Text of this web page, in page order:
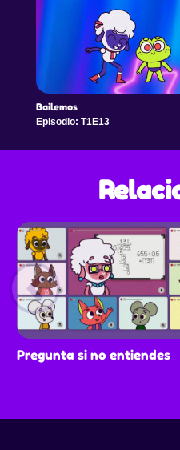
Bailemos
Episodio: T1E13
Pregunta si no entiendes